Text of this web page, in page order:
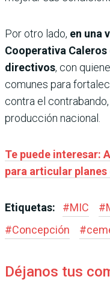
Por otro lado, en una
Cooperativa
directivos, con
comunes para
contra el
producción nacional.
Te puede interesar:
para articular planes
Etiquetas: #MIC #
#Concepción #
Déjanos tus